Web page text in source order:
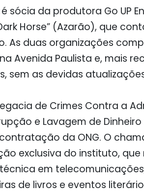
sócia da produtora Go UP
Horse” (Azarão), que
As duas organizações
Avenida Paulista e, mais
sem as devidas
de Crimes Contra a
e Lavagem de
da ONG. O
exclusiva do instituto, que
em
de livros e eventos